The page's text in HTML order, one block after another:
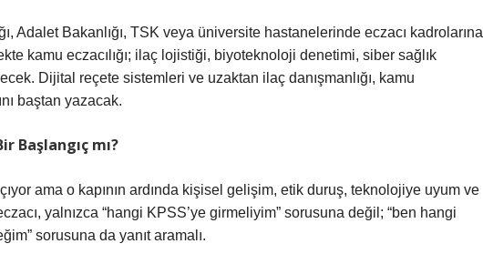
Adalet Bakanlığı, TSK veya üniversite hastanelerinde eczacı kadrolarına
kamu eczacılığı; ilaç lojistiği, biyoteknoloji denetimi, siber sağlık
Dijital reçete sistemleri ve uzaktan ilaç danışmanlığı, kamu
baştan yazacak.
Başlangıç mı?
ama o kapının ardında kişisel gelişim, etik duruş, teknolojiye uyum ve
yalnızca “hangi KPSS’ye girmeliyim” sorusuna değil; “ben hangi
sorusuna da yanıt aramalı.